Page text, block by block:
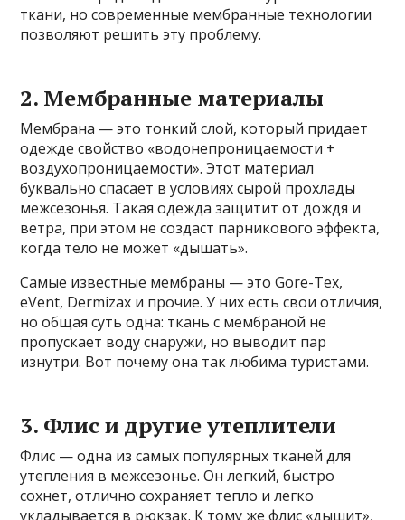
ткани, но современные мембранные технологии
позволяют решить эту проблему.
2. Мембранные материалы
Мембрана — это тонкий слой, который придает
одежде свойство «водонепроницаемости +
воздухопроницаемости». Этот материал
буквально спасает в условиях сырой прохлады
межсезонья. Такая одежда защитит от дождя и
ветра, при этом не создаст парникового эффекта,
когда тело не может «дышать».
Самые известные мембраны — это Gore-Tex,
eVent, Dermizax и прочие. У них есть свои отличия,
но общая суть одна: ткань с мембраной не
пропускает воду снаружи, но выводит пар
изнутри. Вот почему она так любима туристами.
3. Флис и другие утеплители
Флис — одна из самых популярных тканей для
утепления в межсезонье. Он легкий, быстро
сохнет, отлично сохраняет тепло и легко
укладывается в рюкзак. К тому же флис «дышит»,